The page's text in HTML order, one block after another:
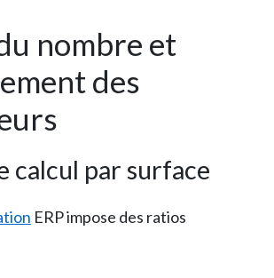
nombre et
des
calcul par surface
ERP impose des ratios